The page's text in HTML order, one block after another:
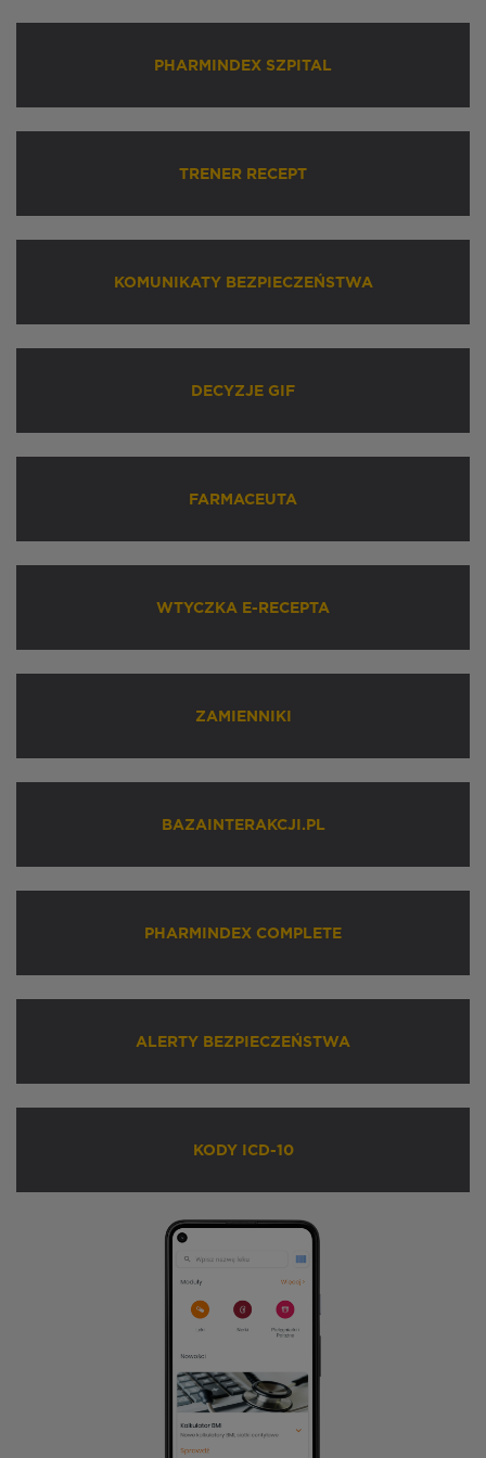
PHARMINDEX SZPITAL
TRENER RECEPT
KOMUNIKATY BEZPIECZEŃSTWA
DECYZJE GIF
FARMACEUTA
WTYCZKA E-RECEPTA
ZAMIENNIKI
BAZAINTERAKCJI.PL
PHARMINDEX COMPLETE
ALERTY BEZPIECZEŃSTWA
KODY ICD-10